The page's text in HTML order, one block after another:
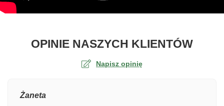
OPINIE NASZYCH KLIENTÓWO
Napisz opinię
Żaneta